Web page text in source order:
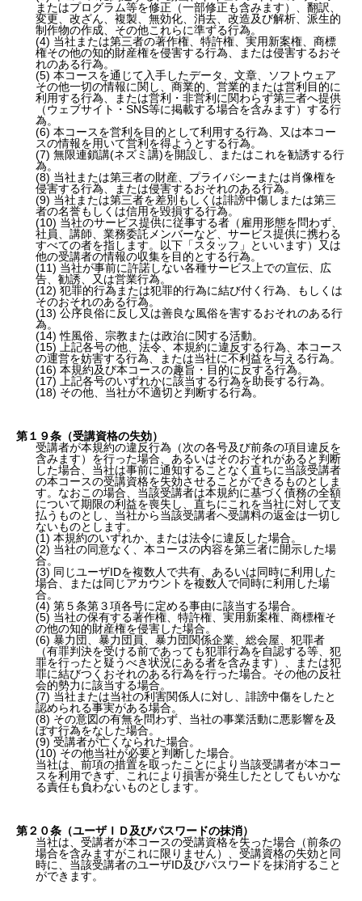
またはプログラム等を修正（一部修正も含みます）、翻訳、
変更、改ざん、複製、無効化、消去、改造及び解析、派生的
制作物の作成、その他これらに準ずる行為。
(4) 当社または第三者の著作権、特許権、実用新案権、商標
権その他の知的財産権を侵害する行為、または侵害するおそ
れのある行為。
(5) 本コースを通じて入手したデータ、文章、ソフトウェア
その他一切の情報に関し、商業的、営業的または営利目的に
利用する行為、または営利・非営利に関わらず第三者へ提供
（ウェブサイト・SNS等に掲載する場合を含みます）する行
為。
(6) 本コースを営利を目的として利用する行為、又は本コー
スの情報を用いて営利を得ようとする行為。
(7) 無限連鎖講(ネズミ講)を開設し、またはこれを勧誘する行
為。
(8) 当社または第三者の財産、プライバシーまたは肖像権を
侵害する行為、または侵害するおそれのある行為。
(9) 当社または第三者を差別もしくは誹謗中傷しまたは第三
者の名誉もしくは信用を毀損する行為。
(10) 当社のサービス提供に従事する者（雇用形態を問わず、
社員、講師、業務委託メンバーなど、サービス提供に携わる
すべての者を指します。以下「スタッフ」といいます）又は
他の受講者の情報の収集を目的とする行為。
(11) 当社が事前に許諾しない各種サービス上での宣伝、広
告、勧誘、又は営業行為。
(12) 犯罪的行為または犯罪的行為に結び付く行為、もしくは
そのおそれのある行為。
(13) 公序良俗に反し又は善良な風俗を害するおそれのある行
為。
(14) 性風俗、宗教または政治に関する活動。
(15) 上記各号の他、法令、本規約に違反する行為、本コース
の運営を妨害する行為、または当社に不利益を与える行為。
(16) 本規約及び本コースの趣旨・目的に反する行為。
(17) 上記各号のいずれかに該当する行為を助長する行為。
(18) その他、当社が不適切と判断する行為。
第１９条（受講資格の失効）
受講者が本規約の違反行為（次の各号及び前条の項目違反を
含みます）を行った場合、あるいはそのおそれがあると判断
した場合、当社は事前に通知することなく直ちに当該受講者
の本コースの受講資格を失効させることができるものとしま
す。なおこの場合、当該受講者は本規約に基づく債務の全額
について期限の利益を喪失し、直ちにこれを当社に対して支
払うものとし、当社から当該受講者へ受講料の返金は一切し
ないものとします。
(1) 本規約のいずれか、または法令に違反した場合。
(2) 当社の同意なく、本コースの内容を第三者に開示した場
合。
(3) 同じユーザIDを複数人で共有、あるいは同時に利用した
場合、または同じアカウントを複数人で同時に利用した場
合。
(4) 第５条第３項各号に定める事由に該当する場合。
(5) 当社の保有する著作権、特許権、実用新案権、商標権そ
の他の知的財産権を侵害した場合。
(6) 暴力団、暴力団員、暴力団関係企業、総会屋、犯罪者
（有罪判決を受ける前であっても犯罪行為を自認する等、犯
罪を行ったと疑うべき状況にある者を含みます）、または犯
罪に結びつくおそれのある行為を行った場合。その他の反社
会的勢力に該当する場合。
(7) 当社または当社の利害関係人に対し、誹謗中傷をしたと
認められる事実がある場合。
(8) その意図の有無を問わず、当社の事業活動に悪影響を及
ぼす行為をなした場合。
(9) 受講者が亡くなられた場合。
(10) その他当社が必要と判断した場合。
当社は、前項の措置を取ったことにより当該受講者が本コー
スを利用できず、これにより損害が発生したとしてもいかな
る責任も負わないものとします。
第２０条（ユーザＩＤ及びパスワードの抹消）
当社は、受講者が本コースの受講資格を失った場合（前条の
場合を含みますがこれに限りません）、受講資格の失効と同
時に、当該受講者のユーザID及びパスワードを抹消すること
ができます。